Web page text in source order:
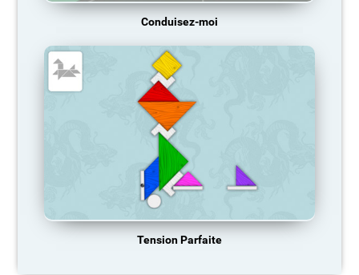
Conduisez-moi
Tension Parfaite